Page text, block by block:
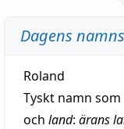
Dagens
Roland
Tyskt namn
och land: ärans